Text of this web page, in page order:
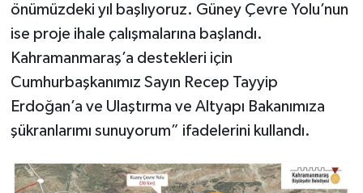
önümüzdeki yıl başlıyoruz. Güney Çevre Yolu’nun
ise proje ihale çalışmalarına başlandı.
Kahramanmaraş’a destekleri için
Cumhurbaşkanımız Sayın Recep Tayyip
Erdoğan’a ve Ulaştırma ve Altyapı Bakanımıza
şükranlarımı sunuyorum” ifadelerini kullandı.